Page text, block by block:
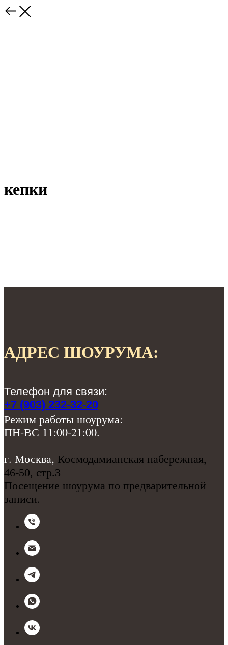
кепки
АДРЕС ШОУРУМА:
Телефон для связи:
+7 (903) 232-32-20
Режим работы шоурума:
ПН-ВС 11:00-21:00.
г. Москва, Космодамианская набережная,
46-50, стр.3
Посещение шоурума по предварительной
записи.